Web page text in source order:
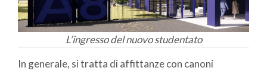
L’ingresso del nuovo studentato
In generale, si tratta di affittanze con canoni